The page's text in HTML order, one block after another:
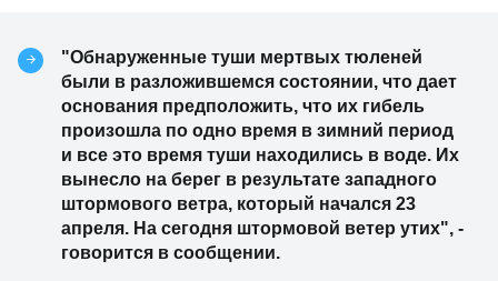
"Обнаруженные туши мертвых тюленей
были в разложившемся состоянии, что дает
основания предположить, что их гибель
произошла по одно время в зимний период
и все это время туши находились в воде. Их
вынесло на берег в результате западного
штормового ветра, который начался 23
апреля. На сегодня штормовой ветер утих", -
говорится в сообщении.